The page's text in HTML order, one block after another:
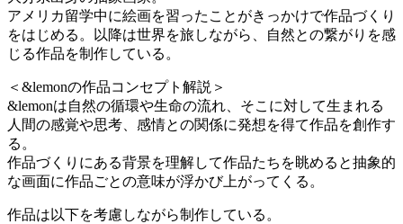
アメリカ留学中に絵画を習ったことがきっかけで作品づくり
をはじめる。以降は世界を旅しながら、自然との繋がりを感
じる作品を制作している。
＜&lemonの作品コンセプト解説＞
&lemonは自然の循環や生命の流れ、そこに対して生まれる
人間の感覚や思考、感情との関係に発想を得て作品を創作す
る。
作品づくりにある背景を理解して作品たちを眺めると抽象的
な画面に作品ごとの意味が浮かび上がってくる。
作品は以下を考慮しながら制作している。